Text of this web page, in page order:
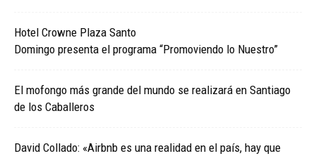
Hotel Crowne Plaza Santo
Domingo presenta el programa “Promoviendo lo Nuestro”
El mofongo más grande del mundo se realizará en Santiago
de los Caballeros
David Collado: «Airbnb es una realidad en el país, hay que